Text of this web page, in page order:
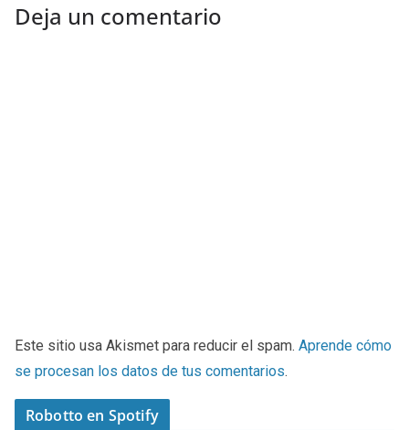
Deja un comentario
Este sitio usa Akismet para reducir el spam. Aprende cómo
se procesan los datos de tus comentarios.
Robotto en Spotify